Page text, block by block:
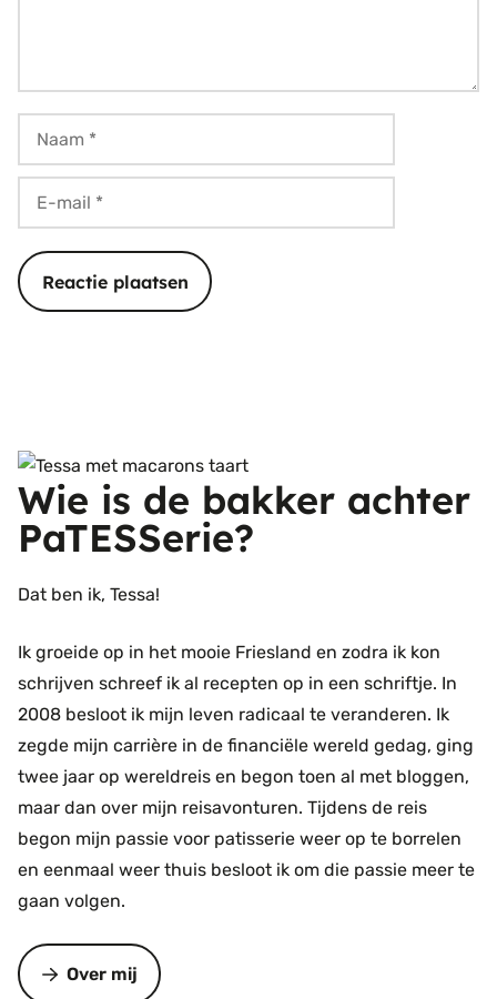
mail
Wie is de bakker achter
PaTESSerie?
Dat ben ik, Tessa!
Ik groeide op in het mooie Friesland en zodra ik kon
schrijven schreef ik al recepten op in een schriftje. In
2008 besloot ik mijn leven radicaal te veranderen. Ik
zegde mijn carrière in de financiële wereld gedag, ging
twee jaar op wereldreis en begon toen al met bloggen,
maar dan over mijn reisavonturen. Tijdens de reis
begon mijn passie voor patisserie weer op te borrelen
en eenmaal weer thuis besloot ik om die passie meer te
gaan volgen.
Over mij